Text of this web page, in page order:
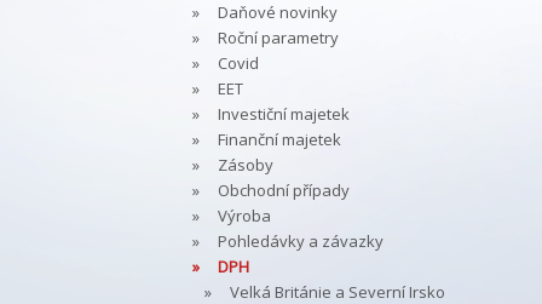
Daňové novinky
Roční parametry
Covid
EET
Investiční majetek
Finanční majetek
Zásoby
Obchodní případy
Výroba
Pohledávky a závazky
DPH
Velká Británie a Severní Irsko